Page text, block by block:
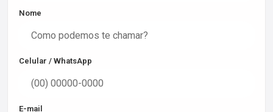
Nome
Celular / WhatsApp
E-mail